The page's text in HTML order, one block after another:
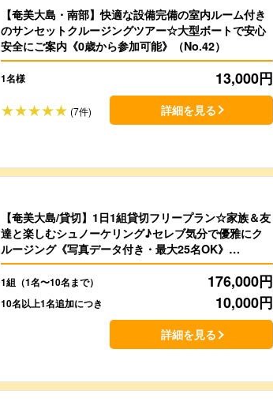
【奄美大島・南部】快適な設備完備の室内ルーム付き
のサンセットクルージングツアー☆大型ボートで安心
安全にご案内《0歳から参加可能》（No.42）
1名様 13,000円
(7件) 詳細を見る
【奄美大島/貸切】1日1組貸切フリープラン☆家族＆友
達と楽しむシュノーケリング♪セレブ気分で優雅にク
ルージング《写真データ付き・最大25名OK》
（No.193）
1組（1名〜10名まで） 176,000円
10名以上1名追加につき 10,000円
詳細を見る